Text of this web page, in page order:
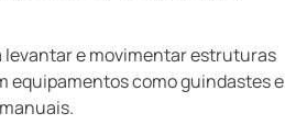
levantar e movimentar estruturas
equipamentos como guindastes e